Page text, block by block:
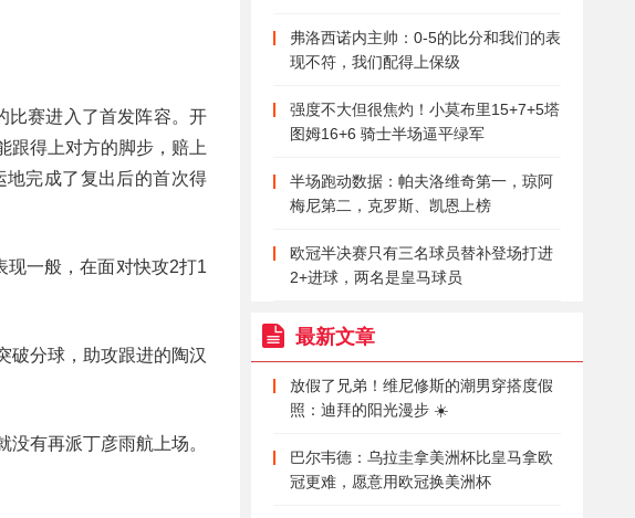
比赛进入了首发阵容。开
跟得上对方的脚步，赔上
完成了复出后的首次得
现一般，在面对快攻2打1
破分球，助攻跟进的陶汉
有再派丁彦雨航上场。
弗洛西诺内主帅：0-5的比分和我们的表
现不符，我们配得上保级
强度不大但很焦灼！小莫布里15+7+5塔
图姆16+6 骑士半场逼平绿军
半场跑动数据：帕夫洛维奇第一，琼阿
梅尼第二，克罗斯、凯恩上榜
欧冠半决赛只有三名球员替补登场打进
2+进球，两名是皇马球员
最新文章
放假了兄弟！维尼修斯的潮男穿搭度假
照：迪拜的阳光漫步 ☀️
巴尔韦德：乌拉圭拿美洲杯比皇马拿欧
冠更难，愿意用欧冠换美洲杯